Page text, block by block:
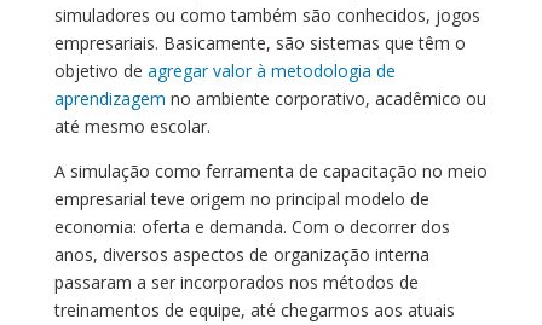
simuladores ou como também são conhecidos, jogos
empresariais. Basicamente, são sistemas que têm o
objetivo de agregar valor à metodologia de
aprendizagem no ambiente corporativo, acadêmico ou
até mesmo escolar.
A simulação como ferramenta de capacitação no meio
empresarial teve origem no principal modelo de
economia: oferta e demanda. Com o decorrer dos
anos, diversos aspectos de organização interna
passaram a ser incorporados nos métodos de
treinamentos de equipe, até chegarmos aos atuais